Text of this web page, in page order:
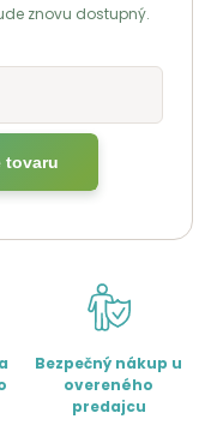
znovu dostupný.
tovaru
Bezpečný nákup u
overeného
predajcu